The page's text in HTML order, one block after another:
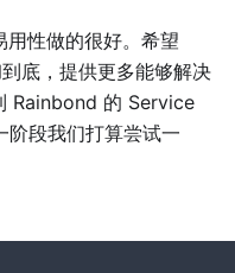
性做的很好。希望
底，提供更多能够解决
Rainbond 的 Service
段我们打算尝试一